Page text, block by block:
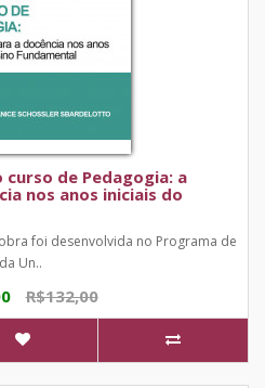
curso de Pedagogia: a
nos anos iniciais do
foi desenvolvida no Programa de
Un..
R$132,00